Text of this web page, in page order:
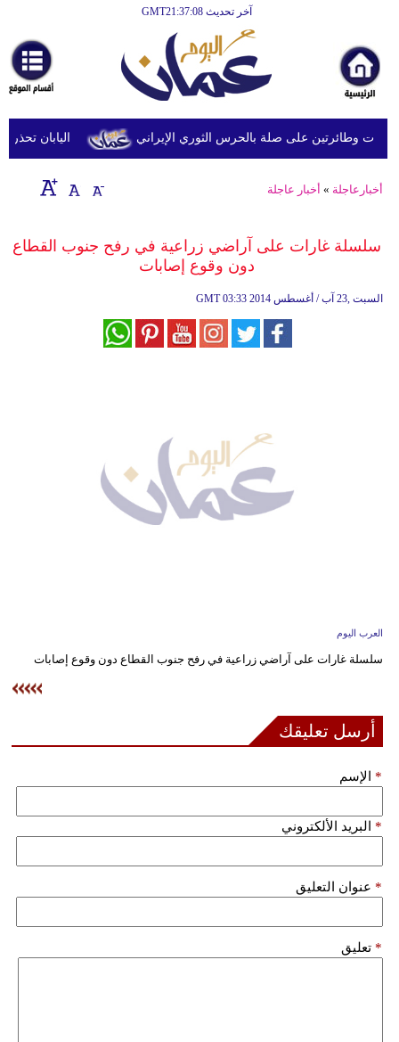
آخر تحديث GMT21:37:08
أخبارعاجلة
رياضة
ثقافة
إقتصاد
وموسيقى
وتكنولوجيا
مدوَّنات
أبراج
سيارات
اليابان تحذر من على صلة بالحرس الثوري الإيراني
أخبارعاجلة » أخبار عاجلة
سلسلة غارات على آراضي زراعية في رفح جنوب القطاع
دون وقوع إصابات
GMT 03:33 2014 السبت ,23 آب / أغسطس
العرب اليوم
سلسلة غارات على آراضي زراعية في رفح جنوب القطاع دون وقوع إصابات
أرسل تعليقك
الإسم *
البريد الألكتروني *
عنوان التعليق *
تعليق *